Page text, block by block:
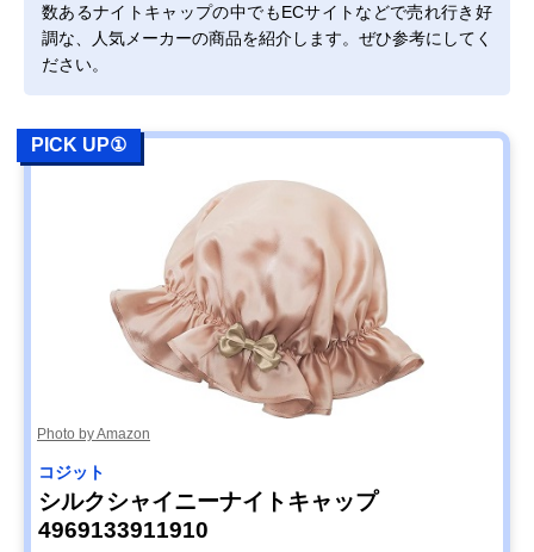
数あるナイトキャップの中でもECサイトなどで売れ行き好
調な、人気メーカーの商品を紹介します。ぜひ参考にしてく
ださい。
PICK UP①
Photo by Amazon
コジット
シルクシャイニーナイトキャップ
4969133911910